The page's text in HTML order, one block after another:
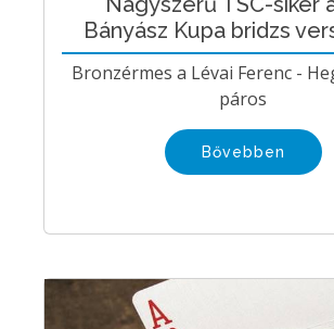
Bányász Kupa bridzs
Bronzérmes a Lévai Ferenc -
páros
Bővebben